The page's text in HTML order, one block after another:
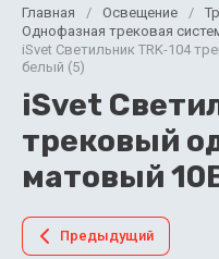
Главная / Освещение /
Однофазная трековая
iSvet Светильник TRK-104
белый (5)
iSvet
трековый
матовый
Предыдущий